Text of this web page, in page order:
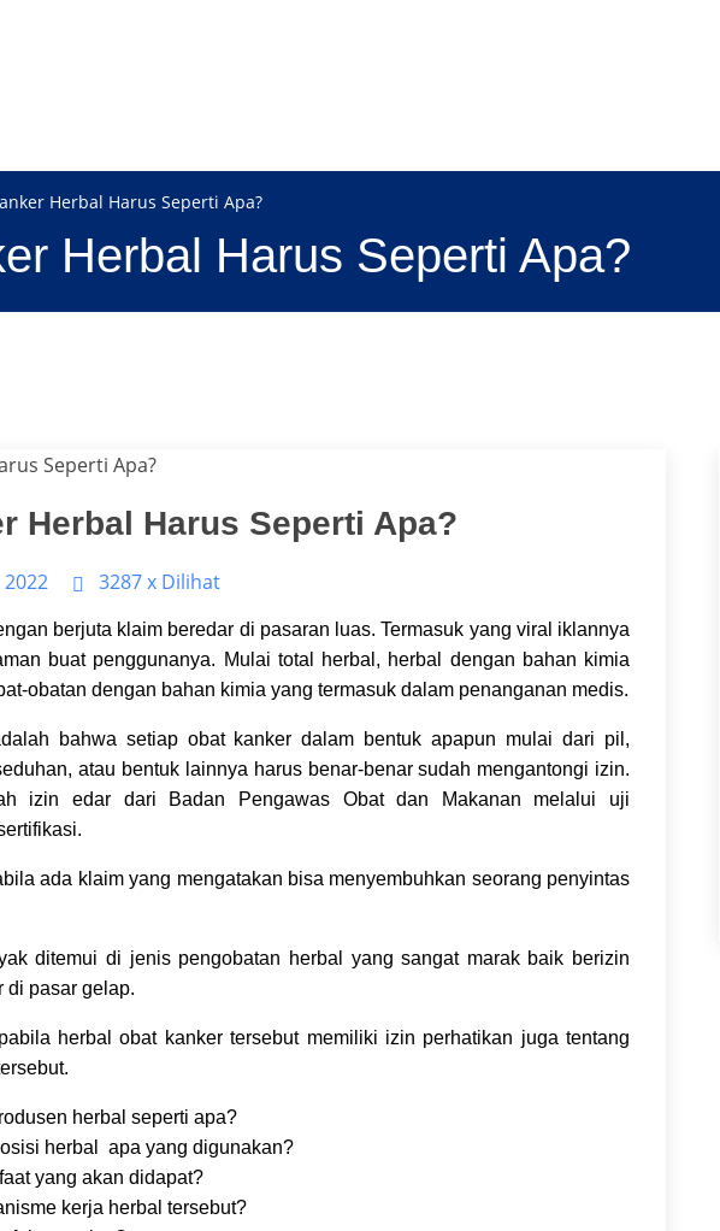
Herbal Harus Seperti Apa?
Herbal Harus Seperti Apa?
Herbal Harus Seperti Apa?
2022 3287x Dilihat
berjuta klaim beredar di pasaran luas. Termasuk yang viral iklannya
buat penggunanya. Mulai total herbal, herbal dengan bahan kimia
obatan dengan bahan kimia yang termasuk dalam penanganan medis.
bahwa setiap obat kanker dalam bentuk apapun mulai dari pil,
atau bentuk lainnya harus benar-benar sudah mengantongi izin.
izin edar dari Badan Pengawas Obat dan Makanan melalui uji
ada klaim yang mengatakan bisa menyembuhkan seorang penyintas
ditemui di jenis pengobatan herbal yang sangat marak baik berizin
di pasar gelap.
herbal obat kanker tersebut memiliki izin perhatikan juga tentang
herbal seperti apa?
herbal apa yang digunakan?
yang akan didapat?
kerja herbal tersebut?